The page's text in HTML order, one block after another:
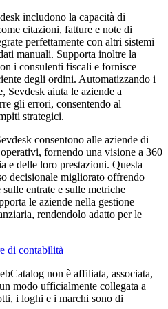
includono la capacità di
citazioni, fatture e note di
perfettamente con altri sistemi
manuali. Supporta inoltre la
i consulenti fiscali e fornisce
degli ordini. Automatizzando i
Sevdesk aiuta le aziende a
gli errori, consentendo al
strategici.
consentono alle aziende di
fornendo una visione a 360
e delle loro prestazioni. Questa
decisionale migliorato offrendo
entrate e sulle metriche
le aziende nella gestione
rendendolo adatto per le
di contabilità
non è affiliata, associata,
modo ufficialmente collegata a
i loghi e i marchi sono di